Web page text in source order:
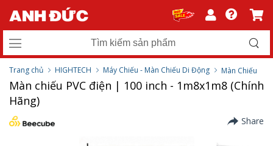
Trang chủ HIGHTECH Máy Chiếu - Màn Chiếu Di Động Màn Chiếu
Màn chiếu PVC điện | 100 inch - 1m8x1m8 (Chính
Hãng)
Share